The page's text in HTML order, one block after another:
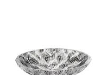
Pesquisar Lista